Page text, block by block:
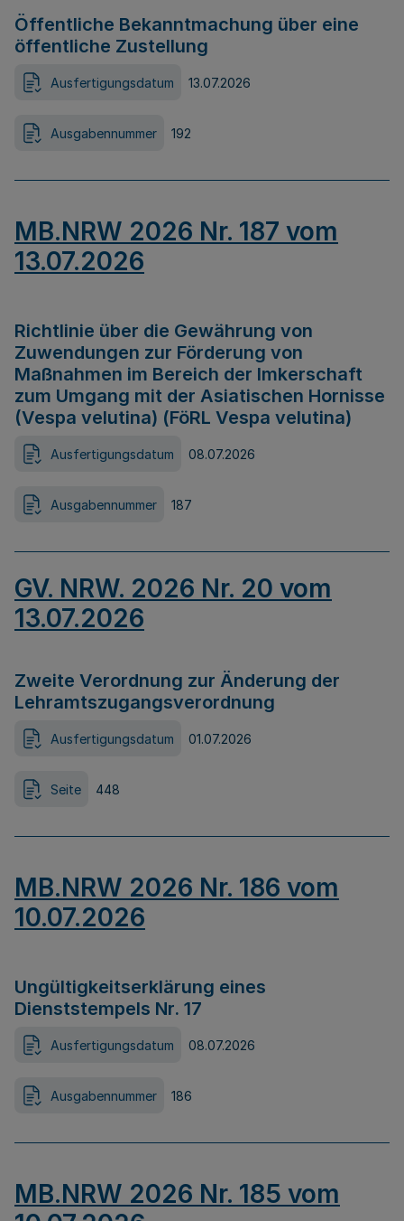
Öffentliche Bekanntmachung über eine
öffentliche Zustellung
Ausfertigungsdatum 13.07.2026
Ausgabennummer 192
MB.NRW 2026 Nr. 187 vom
13.07.2026
Richtlinie über die Gewährung von
Zuwendungen zur Förderung von
Maßnahmen im Bereich der Imkerschaft
zum Umgang mit der Asiatischen Hornisse
(Vespa velutina) (FöRL Vespa velutina)
Ausfertigungsdatum 08.07.2026
Ausgabennummer 187
GV. NRW. 2026 Nr. 20 vom
13.07.2026
Zweite Verordnung zur Änderung der
Lehramtszugangsverordnung
Ausfertigungsdatum 01.07.2026
Seite 448
MB.NRW 2026 Nr. 186 vom
10.07.2026
Ungültigkeitserklärung eines
Dienststempels Nr. 17
Ausfertigungsdatum 08.07.2026
Ausgabennummer 186
MB.NRW 2026 Nr. 185 vom